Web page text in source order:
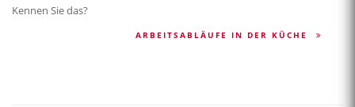
Kennen Sie das?
ARBEITSABLÄUFE IN DER KÜCHE